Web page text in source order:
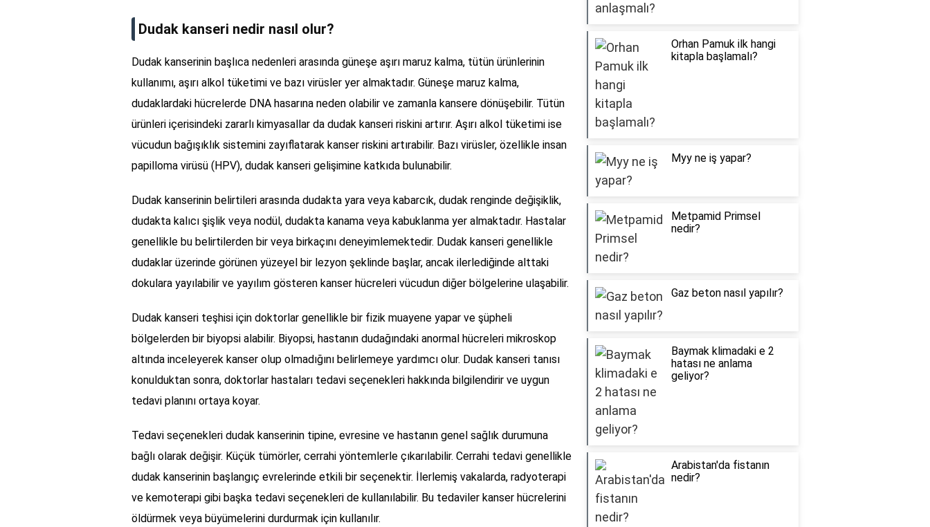
Dudak kanseri nedir nasıl olur?
Dudak kanserinin başlıca nedenleri arasında güneşe aşırı maruz kalma, tütün ürünlerinin
kullanımı, aşırı alkol tüketimi ve bazı virüsler yer almaktadır. Güneşe maruz kalma,
dudaklardaki hücrelerde DNA hasarına neden olabilir ve zamanla kansere dönüşebilir. Tütün
ürünleri içerisindeki zararlı kimyasallar da dudak kanseri riskini artırır. Aşırı alkol tüketimi ise
vücudun bağışıklık sistemini zayıflatarak kanser riskini artırabilir. Bazı virüsler, özellikle insan
papilloma virüsü (HPV), dudak kanseri gelişimine katkıda bulunabilir.
Dudak kanserinin belirtileri arasında dudakta yara veya kabarcık, dudak renginde değişiklik,
dudakta kalıcı şişlik veya nodül, dudakta kanama veya kabuklanma yer almaktadır. Hastalar
genellikle bu belirtilerden bir veya birkaçını deneyimlemektedir. Dudak kanseri genellikle
dudaklar üzerinde görünen yüzeyel bir lezyon şeklinde başlar, ancak ilerlediğinde alttaki
dokulara yayılabilir ve yayılım gösteren kanser hücreleri vücudun diğer bölgelerine ulaşabilir.
Dudak kanseri teşhisi için doktorlar genellikle bir fizik muayene yapar ve şüpheli
bölgelerden bir biyopsi alabilir. Biyopsi, hastanın dudağındaki anormal hücreleri mikroskop
altında inceleyerek kanser olup olmadığını belirlemeye yardımcı olur. Dudak kanseri tanısı
konulduktan sonra, doktorlar hastaları tedavi seçenekleri hakkında bilgilendirir ve uygun
tedavi planını ortaya koyar.
Tedavi seçenekleri dudak kanserinin tipine, evresine ve hastanın genel sağlık durumuna
bağlı olarak değişir. Küçük tümörler, cerrahi yöntemlerle çıkarılabilir. Cerrahi tedavi genellikle
dudak kanserinin başlangıç evrelerinde etkili bir seçenektir. İlerlemiş vakalarda, radyoterapi
ve kemoterapi gibi başka tedavi seçenekleri de kullanılabilir. Bu tedaviler kanser hücrelerini
öldürmek veya büyümelerini durdurmak için kullanılır.
Orhan Pamuk ilk hangi
kitapla başlamalı?
Myy ne iş yapar?
Metpamid Primsel
nedir?
Gaz beton nasıl yapılır?
Baymak klimadaki e 2
hatası ne anlama
geliyor?
Arabistan'da fistanın
nedir?